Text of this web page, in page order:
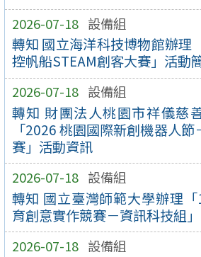
2026-07-18 設備組
轉知 國立海洋科技博物館辦理
控帆船STEAM創客大賽」活動
2026-07-18 設備組
轉知 財團法人桃園市祥儀慈
「2026 桃園國際新創機器人
賽」活動資訊
2026-07-18 設備組
轉知 國立臺灣師範大學辦理
育創意實作競賽－資訊科技組
2026-07-18 設備組